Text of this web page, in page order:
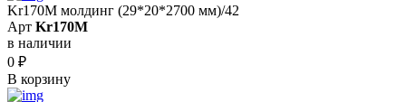
Kr170M молдинг (29*20*2700 мм)/42
Арт Kr170M
в наличии
0 ₽
В корзину